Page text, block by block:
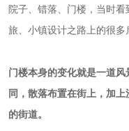
院子、错落、门楼，当时
旅、小镇设计之路上的很多
门楼本身的变化就是一道
同，散落布置在街上，加
的街道。